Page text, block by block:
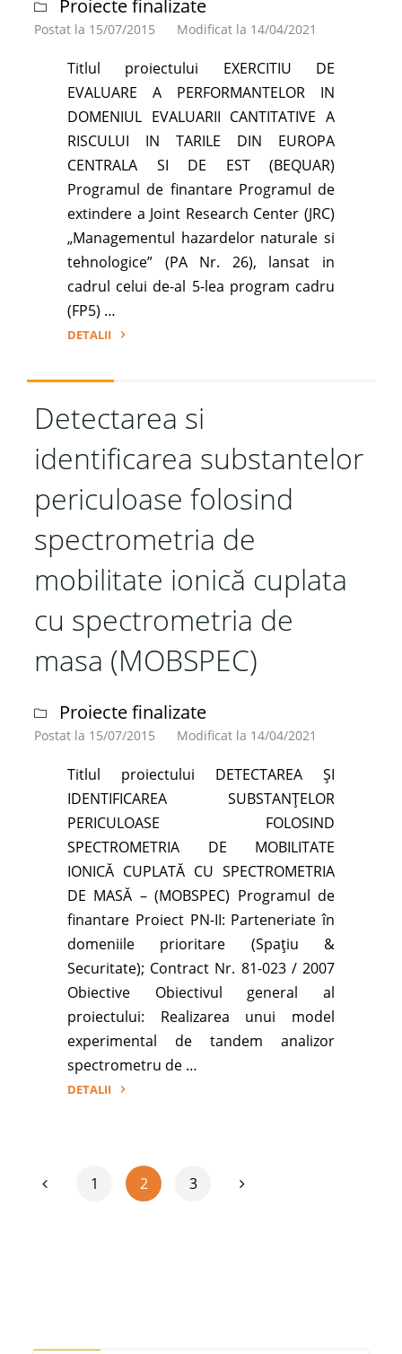
Proiecte finalizate
Postat la 15/07/2015 Modificat la 14/04/2021
Titlul proiectului EXERCITIU DE
EVALUARE A PERFORMANTELOR IN
DOMENIUL EVALUARII CANTITATIVE A
RISCULUI IN TARILE DIN EUROPA
CENTRALA SI DE EST (BEQUAR)
Programul de finantare Programul de
extindere a Joint Research Center (JRC)
„Managementul hazardelor naturale si
tehnologice” (PA Nr. 26), lansat in
cadrul celui de-al 5-lea program cadru
(FP5) …
DETALII
de
a
performantelor
in
domeniul
cantitative
riscului
in
tarile
din
Centrala
si
Est
(BEQUAR)"
Detectarea si
identificarea substantelor
periculoase folosind
spectrometria de
mobilitate ionică cuplata
cu spectrometria de
masa (MOBSPEC)
Proiecte finalizate
Postat la 15/07/2015 Modificat la 14/04/2021
Titlul proiectului DETECTAREA ŞI
IDENTIFICAREA SUBSTANŢELOR
PERICULOASE FOLOSIND
SPECTROMETRIA DE MOBILITATE
IONICĂ CUPLATĂ CU SPECTROMETRIA
DE MASĂ – (MOBSPEC) Programul de
finantare Proiect PN-II: Parteneriate în
domeniile prioritare (Spaţiu &
Securitate); Contract Nr. 81-023 / 2007
Obiective Obiectivul general al
proiectului: Realizarea unui model
experimental de tandem analizor
spectrometru de …
DETALII
substantelor
1 2 3